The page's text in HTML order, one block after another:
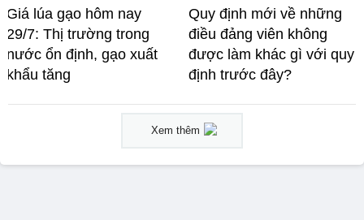
Giá lúa gạo hôm nay
29/7: Thị trường trong
nước ổn định, gạo xuất
khẩu tăng
Quy định mới về những
điều đảng viên không
được làm khác gì với quy
định trước đây?
Xem thêm